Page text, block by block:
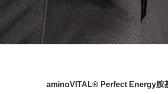
aminoVITAL® Perfect Energy胺